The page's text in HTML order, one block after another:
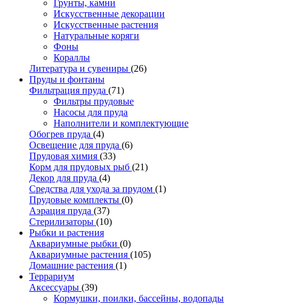
Грунты, камни
Искусственные декорации
Искусственные растения
Натуральные коряги
Фоны
Кораллы
Литература и сувениры (26)
Пруды и фонтаны
Фильтрация пруда (71)
Фильтры прудовые
Насосы для пруда
Наполнители и комплектующие
Обогрев пруда (4)
Освещение для пруда (6)
Прудовая химия (33)
Корм для прудовых рыб (21)
Декор для пруда (4)
Средства для ухода за прудом (1)
Прудовые комплекты (0)
Аэрация пруда (37)
Стерилизаторы (10)
Рыбки и растения
Аквариумные рыбки (0)
Аквариумные растения (105)
Домашние растения (1)
Террариум
Аксессуары (39)
Кормушки, поилки, бассейны, водопады